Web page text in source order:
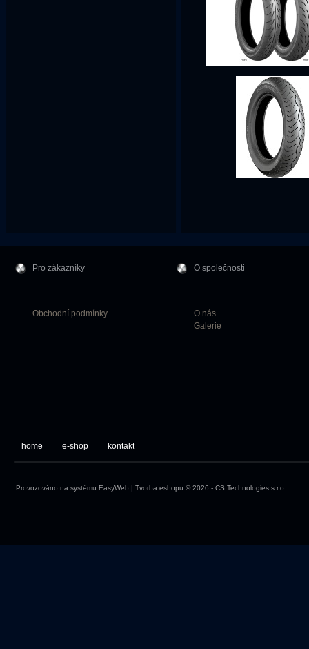
Pro zákazníky
Obchodní podmínky
O společnosti
O nás
Galerie
home e-shop kontakt
Provozováno na systému EasyWeb | Tvorba eshopu © 2026 - CS Technologies s.r.o.